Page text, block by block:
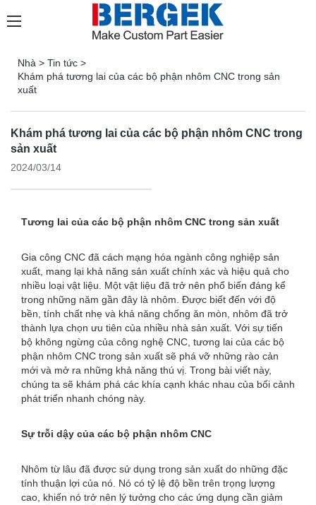
Nhà > Tin tức >
Khám phá tương lai của các bộ phận nhôm CNC trong sản
xuất
Khám phá tương lai của các bộ phận nhôm CNC trong
sản xuất
2024/03/14
Tương lai của các bộ phận nhôm CNC trong sản xuất
Gia công CNC đã cách mạng hóa ngành công nghiệp sản
xuất, mang lại khả năng sản xuất chính xác và hiệu quả cho
nhiều loại vật liệu. Một vật liệu đã trở nên phổ biến đáng kể
trong những năm gần đây là nhôm. Được biết đến với độ
bền, tính chất nhẹ và khả năng chống ăn mòn, nhôm đã trở
thành lựa chọn ưu tiên của nhiều nhà sản xuất. Với sự tiến
bộ không ngừng của công nghệ CNC, tương lai của các bộ
phận nhôm CNC trong sản xuất sẽ phá vỡ những rào cản
mới và mở ra những khả năng thú vị. Trong bài viết này,
chúng ta sẽ khám phá các khía cạnh khác nhau của bối cảnh
phát triển nhanh chóng này.
Sự trỗi dậy của các bộ phận nhôm CNC
Nhôm từ lâu đã được sử dụng trong sản xuất do những đặc
tính thuận lợi của nó. Nó có tỷ lệ độ bền trên trọng lượng
cao, khiến nó trở nên lý tưởng cho các ứng dụng cần giảm